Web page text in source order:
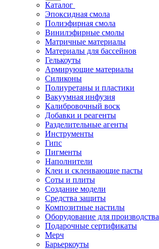
Каталог
Эпоксидная смола
Полиэфирная смола
Винилэфирные смолы
Матричные материалы
Материалы для бассейнов
Гелькоуты
Армирующие материалы
Силиконы
Полиуретаны и пластики
Вакуумная инфузия
Калибровочный воск
Добавки и реагенты
Разделительные агенты
Инструменты
Гипс
Пигменты
Наполнители
Клеи и склеивающие пасты
Соты и плиты
Создание модели
Средства защиты
Композитные настилы
Оборудование для производства
Подарочные сертификаты
Мерч
Барьеркоуты